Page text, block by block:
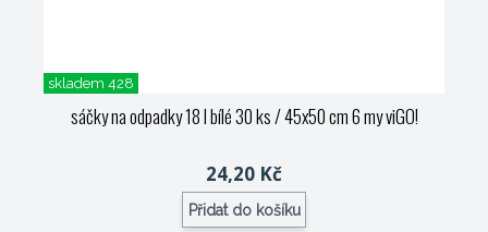
skladem 428
sáčky na odpadky 18 l bílé 30 ks / 45x50 cm 6 my viGO!
24,20 Kč
Přidat do košíku